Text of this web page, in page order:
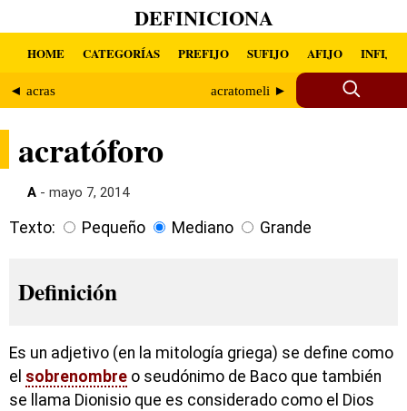
DEFINICIONA
HOME CATEGORÍAS PREFIJO SUFIJO AFIJO INFIJO
◄ acras acratomeli ►
acratóforo
A - mayo 7, 2014
Texto: Pequeño Mediano Grande
Definición
Es un adjetivo (en la mitología griega) se define como
el sobrenombre o seudónimo de Baco que también
se llama Dionisio que es considerado como el Dios